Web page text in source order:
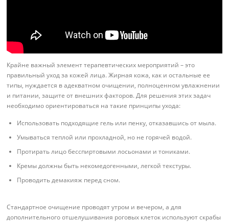
Крайне важный элемент терапевтических мероприятий – это
правильный уход за кожей лица. Жирная кожа, как и остальные ее
типы, нуждается в адекватном очищении, полноценном увлажнении
и питании, защите от внешних факторов. Для решения этих задач
необходимо ориентироваться на такие принципы ухода:
Использовать подходящие гель или пенку, отказавшись от мыла.
Умываться теплой или прохладной, но не горячей водой.
Протирать лицо бесспиртовыми лосьонами и тониками.
Кремы должны быть некомедогенными, легкой текстуры.
Проводить демакияж перед сном.
Стандартное очищение проводят утром и вечером, а для
дополнительного отшелушивания роговых клеток используют скрабы